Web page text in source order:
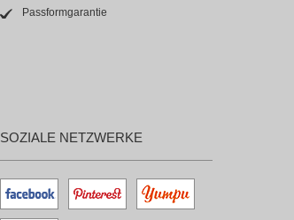
Passformgarantie
SOZIALE NETZWERKE